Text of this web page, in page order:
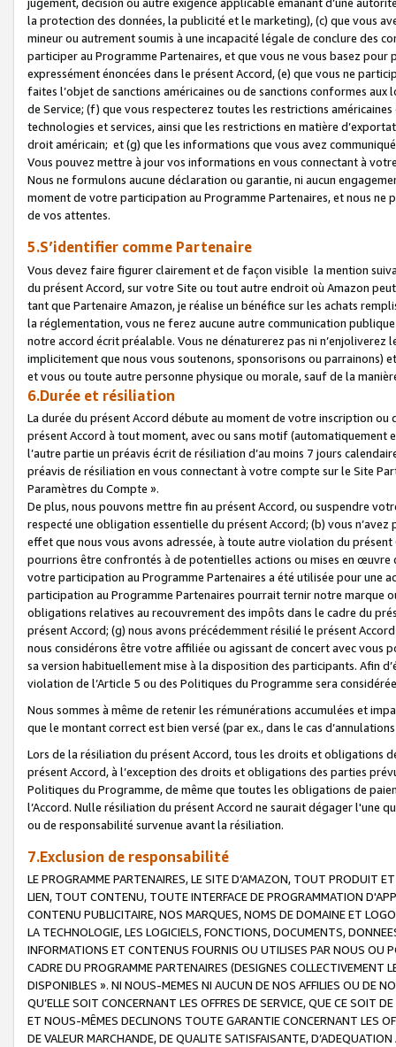
jugement, décision ou autre exigence applicable émanant d’une
la protection des données, la publicité et le marketing), (c) que vous
mineur ou autrement soumis à une incapacité légale de conclure des
participer au Programme Partenaires, et que vous ne vous basez
expressément énoncées dans le présent Accord, (e) que vous ne
faites l’objet de sanctions américaines ou de sanctions conformes
de Service; (f) que vous respecterez toutes les restrictions
technologies et services, ainsi que les restrictions en matière
droit américain; et (g) que les informations que vous avez
Vous pouvez mettre à jour vos informations en vous connectant à
Nous ne formulons aucune déclaration ou garantie, ni aucun
moment de votre participation au Programme Partenaires, et nous
de vos attentes.
5.S’identifier comme Partenaire
Vous devez faire figurer clairement et de façon visible la mention
du présent Accord, sur votre Site ou tout autre endroit où Amazon
tant que Partenaire Amazon, je réalise un bénéfice sur les achats
la réglementation, vous ne ferez aucune autre communication
notre accord écrit préalable. Vous ne dénaturerez pas ni
implicitement que nous vous soutenons, sponsorisons ou parrainons)
et vous ou toute autre personne physique ou morale, sauf de la
6.Durée et résiliation
La durée du présent Accord débute au moment de votre inscription
présent Accord à tout moment, avec ou sans motif (automatiquement
l’autre partie un préavis écrit de résiliation d’au moins 7 jours
préavis de résiliation en vous connectant à votre compte sur le Site
Paramètres du Compte ».
De plus, nous pouvons mettre fin au présent Accord, ou suspendre
respecté une obligation essentielle du présent Accord; (b) vous
effet que nous vous avons adressée, à toute autre violation du
pourrions être confrontés à de potentielles actions ou mises en
votre participation au Programme Partenaires a été utilisée pour une
participation au Programme Partenaires pourrait ternir notre marque
obligations relatives au recouvrement des impôts dans le cadre du
présent Accord; (g) nous avons précédemment résilié le présent
nous considérons être votre affiliée ou agissant de concert avec vous
sa version habituellement mise à la disposition des participants. Afin
violation de l’Article 5 ou des Politiques du Programme sera
Nous sommes à même de retenir les rémunérations accumulées et
que le montant correct est bien versé (par ex., dans le cas
Lors de la résiliation du présent Accord, tous les droits et obligations
présent Accord, à l’exception des droits et obligations des parties
Politiques du Programme, de même que toutes les obligations de
l’Accord. Nulle résiliation du présent Accord ne saurait dégager l'une
ou de responsabilité survenue avant la résiliation.
7.Exclusion de responsabilité
LE PROGRAMME PARTENAIRES, LE SITE D’AMAZON, TOUT PRODUIT
LIEN, TOUT CONTENU, TOUTE INTERFACE DE PROGRAMMATION
CONTENU PUBLICITAIRE, NOS MARQUES, NOMS DE DOMAINE ET
LA TECHNOLOGIE, LES LOGICIELS, FONCTIONS, DOCUMENTS,
INFORMATIONS ET CONTENUS FOURNIS OU UTILISES PAR NOUS OU
CADRE DU PROGRAMME PARTENAIRES (DESIGNES COLLECTIVEMENT
DISPONIBLES ». NI NOUS-MEMES NI AUCUN DE NOS AFFILIES OU DE
QU’ELLE SOIT CONCERNANT LES OFFRES DE SERVICE, QUE CE SOIT
ET NOUS-MÊMES DECLINONS TOUTE GARANTIE CONCERNANT LES
DE VALEUR MARCHANDE, DE QUALITE SATISFAISANTE,